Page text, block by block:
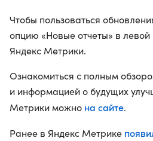
Чтобы пользоваться
опцию «Новые отчеты» в
Яндекс Метрики.
Ознакомиться с полным
и информацией о будущих
Метрики можно на сайте.
Ранее в Яндекс Метрике